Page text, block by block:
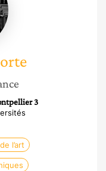
3
l’art